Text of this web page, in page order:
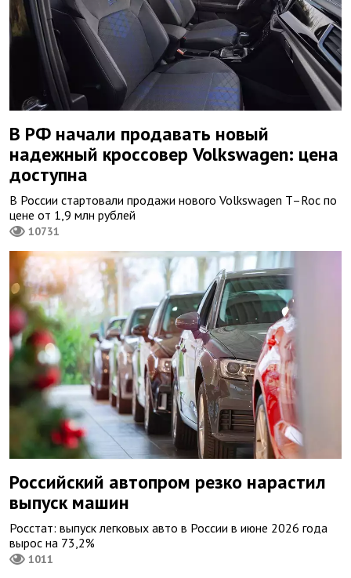
В РФ начали продавать новый
надежный кроссовер Volkswagen: цена
доступна
В России стартовали продажи нового Volkswagen T–Roc по
цене от 1,9 млн рублей
10731
Российский автопром резко нарастил
выпуск машин
Росстат: выпуск легковых авто в России в июне 2026 года
вырос на 73,2%
1011